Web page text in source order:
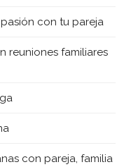
con tu pareja
reuniones familiares
con pareja, familia